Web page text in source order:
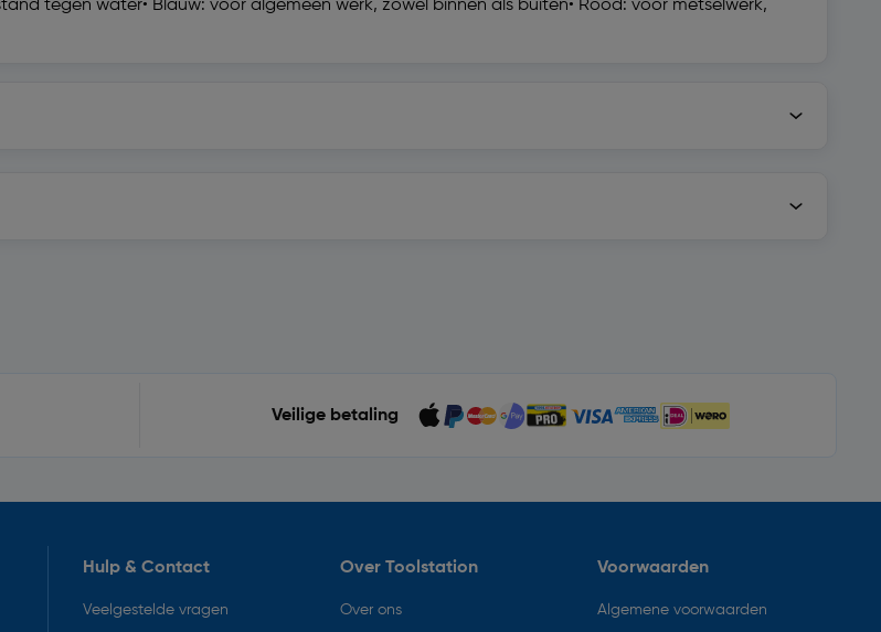
tegen water• Blauw: voor algemeen werk, zowel binnen als buiten• Rood: voor metselwerk,
Veilige betaling
Hulp & Contact
Veelgestelde vragen
Over Toolstation
Over ons
Voorwaarden
Algemene voorwaarden